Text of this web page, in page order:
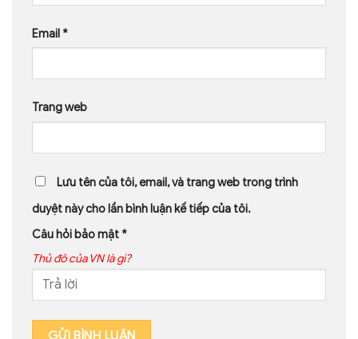
Email *
Trang web
Lưu tên của tôi, email, và trang web trong trình
duyệt này cho lần bình luận kế tiếp của tôi.
Câu hỏi bảo mật *
Thủ đô của VN là gì?